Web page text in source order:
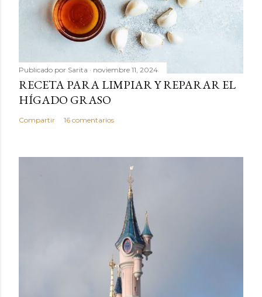
Publicado por Sarita noviembre 11, 2024
RECETA PARA LIMPIAR Y REPARAR EL
HÍGADO GRASO
Compartir 16 comentarios